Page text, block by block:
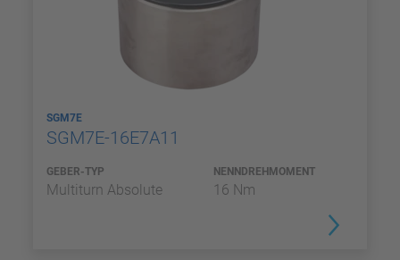
SGM7E
SGM7E-16E7A11
GEBER-TYP
Multiturn Absolute
NENNDREHMOMENT
16 Nm